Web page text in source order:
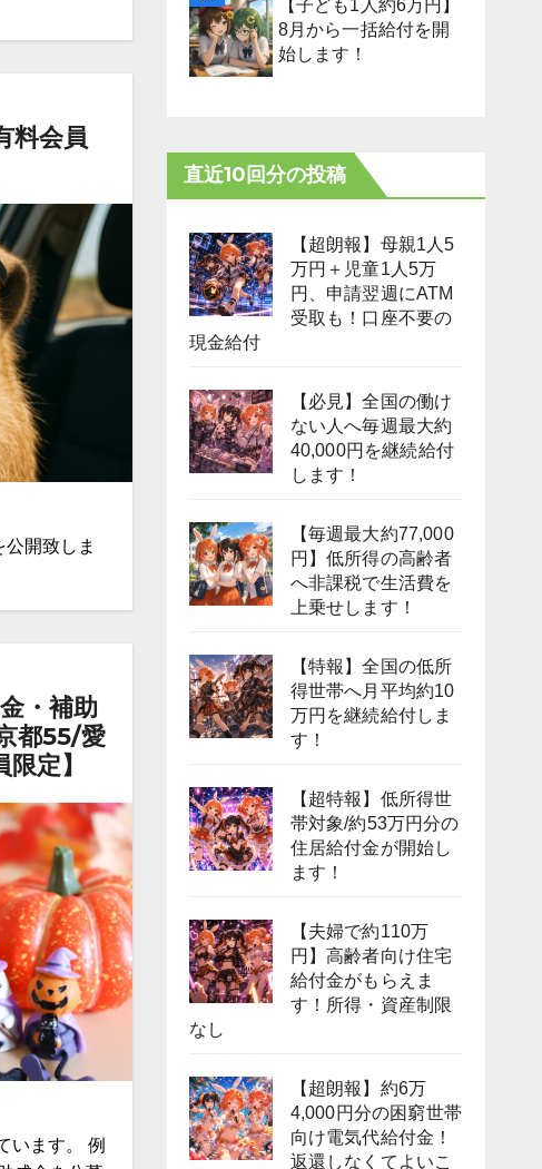
料会員
開致しま
・補助
都55/愛
定】
います。 例
【子ども1人約6万円】
8月から一括給付を開
始します！
直近10回分の投稿
【超朗報】母親1人5
万円＋児童1人5万
円、申請翌週にATM
受取も！口座不要の
現金給付
【必見】全国の働け
ない人へ毎週最大約
40,000円を継続給付
します！
【毎週最大約77,000
円】低所得の高齢者
へ非課税で生活費を
上乗せします！
【特報】全国の低所
得世帯へ月平均約10
万円を継続給付しま
す！
【超特報】低所得世
帯対象/約53万円分の
住居給付金が開始し
ます！
【夫婦で約110万
円】高齢者向け住宅
給付金がもらえま
す！所得・資産制限
なし
【超朗報】約6万
4,000円分の困窮世帯
向け電気代給付金！
返還しなくてよいこ